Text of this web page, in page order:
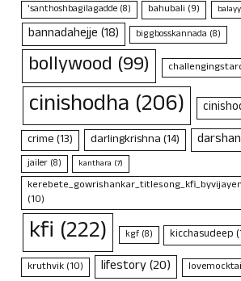
'santhoshbagilagadde (8) bahubali (9)
bannadahejje(18) biggbosskannada (8)
bollywood (99)
cinishodha (206)
crime(13) darlingkrishna(14) darshan
jailer (8) kanthara (7)
(10)
kfi (222) kgf(8) kicchasudeep
kruthvik(10) lifestory(20)